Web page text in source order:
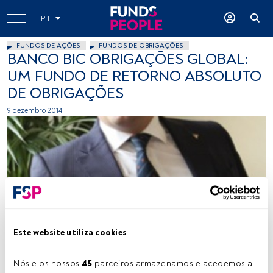
Este website utiliza cookies
Nós e os nossos 45 parceiros armazenamos e acedemos a
PT
FUNDOS DE AÇÕES FUNDOS DE OBRIGAÇÕES
BANCO BIC OBRIGAÇÕES GLOBAL:
UM FUNDO DE RETORNO ABSOLUTO
DE OBRIGAÇÕES
9 dezembro 2014
Tempo de leitura: 3 min.